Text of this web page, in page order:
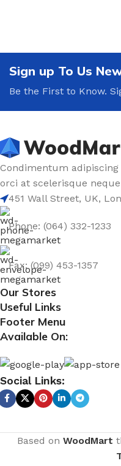
Sign up To Us
Be the First to Know.
Condimentum
orci at scelerisque
451 Wall Street, UK,
Phone: (064) 332-1233
Fax: (099) 453-1357
Our Stores
Useful Links
Footer Menu
Available On:
Social Links:
Based on WoodMart